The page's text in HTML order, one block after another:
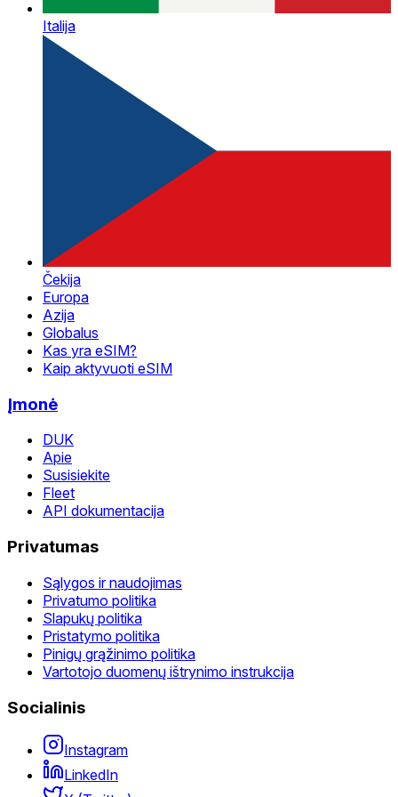
Italija
Čekija
Europa
Azija
Globalus
Kas yra eSIM?
Kaip aktyvuoti eSIM
Įmonė
DUK
Apie
Susisiekite
Fleet
API dokumentacija
Privatumas
Sąlygos ir naudojimas
Privatumo politika
Slapukų politika
Pristatymo politika
Pinigų grąžinimo politika
Vartotojo duomenų ištrynimo instrukcija
Socialinis
Instagram
LinkedIn